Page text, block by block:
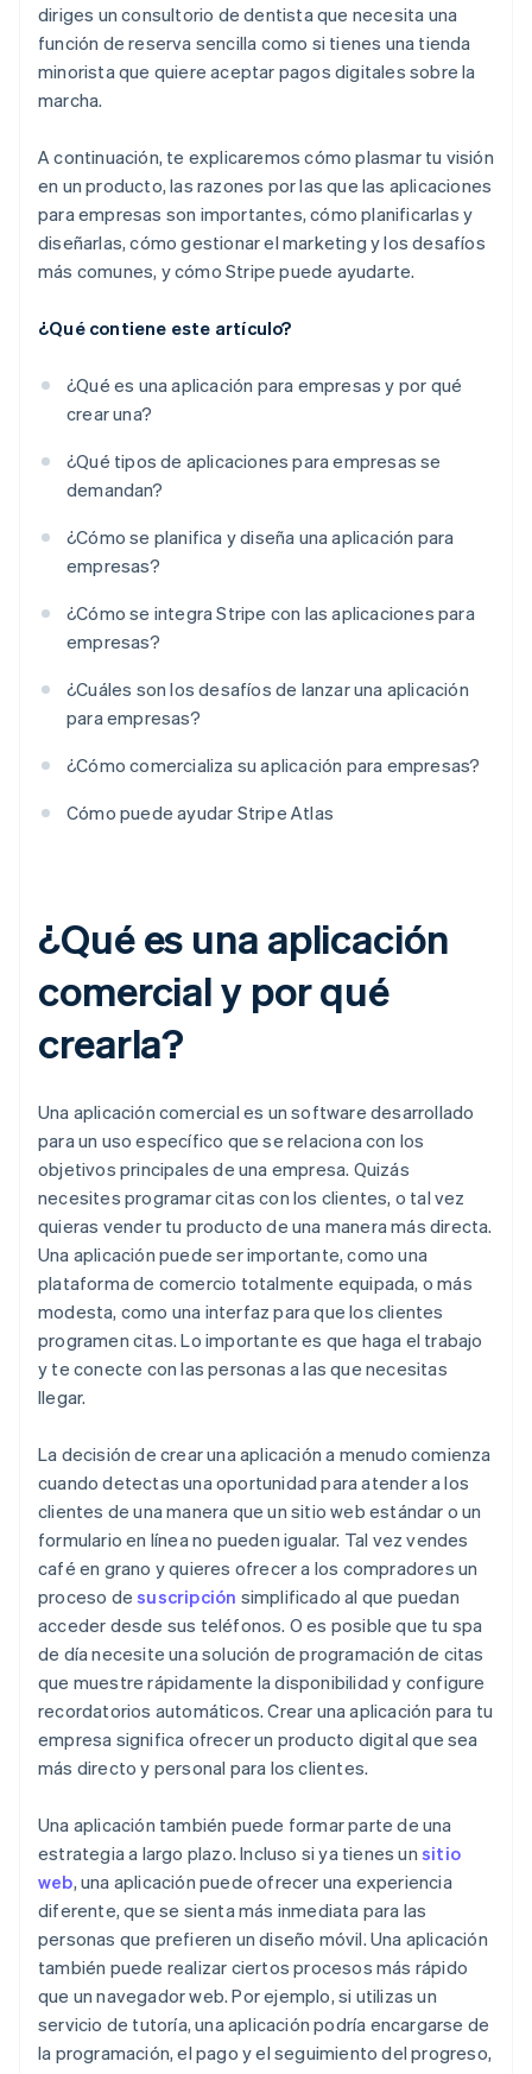
diriges un consultorio de dentista que necesita una
función de reserva sencilla como si tienes una tienda
minorista que quiere aceptar pagos digitales sobre la
marcha.
A continuación, te explicaremos cómo plasmar tu visión
en un producto, las razones por las que las aplicaciones
para empresas son importantes, cómo planificarlas y
diseñarlas, cómo gestionar el marketing y los desafíos
más comunes, y cómo Stripe puede ayudarte.
¿Qué contiene este artículo?
¿Qué es una aplicación para empresas y por qué
crear una?
¿Qué tipos de aplicaciones para empresas se
demandan?
¿Cómo se planifica y diseña una aplicación para
empresas?
¿Cómo se integra Stripe con las aplicaciones para
empresas?
¿Cuáles son los desafíos de lanzar una aplicación
para empresas?
¿Cómo comercializa su aplicación para empresas?
Cómo puede ayudar Stripe Atlas
¿Qué es una aplicación
comercial y por qué
crearla?
Una aplicación comercial es un software desarrollado
para un uso específico que se relaciona con los
objetivos principales de una empresa. Quizás
necesites programar citas con los clientes, o tal vez
quieras vender tu producto de una manera más directa.
Una aplicación puede ser importante, como una
plataforma de comercio totalmente equipada, o más
modesta, como una interfaz para que los clientes
programen citas. Lo importante es que haga el trabajo
y te conecte con las personas a las que necesitas
llegar.
La decisión de crear una aplicación a menudo comienza
cuando detectas una oportunidad para atender a los
clientes de una manera que un sitio web estándar o un
formulario en línea no pueden igualar. Tal vez vendes
café en grano y quieres ofrecer a los compradores un
proceso desuscripción simplificado al que puedan
acceder desde sus teléfonos. O es posible que tu spa
de día necesite una solución de programación de citas
que muestre rápidamente la disponibilidad y configure
recordatorios automáticos. Crear una aplicación para tu
empresa significa ofrecer un producto digital que sea
más directo y personal para los clientes.
Una aplicación también puede formar parte de una
estrategia a largo plazo. Incluso si ya tienes unsitio
web, una aplicación puede ofrecer una experiencia
diferente, que se sienta más inmediata para las
personas que prefieren un diseño móvil. Una aplicación
también puede realizar ciertos procesos más rápido
que un navegador web. Por ejemplo, si utilizas un
servicio de tutoría, una aplicación podría encargarse de
la programación, el pago y el seguimiento del progreso,